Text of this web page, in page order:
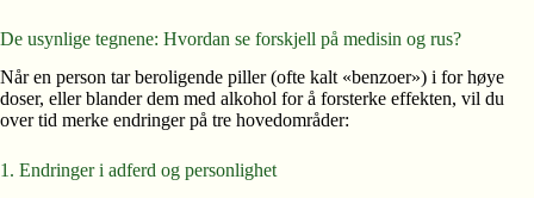
De usynlige tegnene: Hvordan se forskjell på medisin og rus?
Når en person tar beroligende piller (ofte kalt «benzoer») i for høye
doser, eller blander dem med alkohol for å forsterke effekten, vil du
over tid merke endringer på tre hovedområder:
1. Endringer i adferd og personlighet